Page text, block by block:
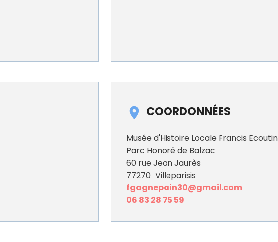
COORDONNÉES
Musée d'Histoire Locale Francis Ecoutin
Parc Honoré de Balzac
60 rue Jean Jaurès
77270 Villeparisis
fgagnepain30@gmail.com
06 83 28 75 59